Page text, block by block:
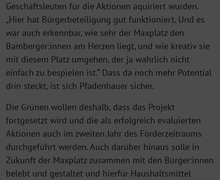
Geschäftsleuten für die Aktionen aquiriert wurden.
„Hier hat Bürgerbeteiligung gut funktioniert. Und es
war auch erkennbar, wie sehr der Maxplatz den
Bamberger:innen am Herzen liegt, und wie kreativ sie
mit diesem Platz umgehen, der ja wahrlich nicht
einfach zu bespielen ist.“ Dass da noch mehr Potential
drin steckt, ist sich Pfadenhauer sicher.
Die Grünen wollen deshalb, dass das Projekt
fortgesetzt wird und die als erfolgreich evaluierten
Aktionen auch im zweiten Jahr des Förderzeitraums
durchgeführt werden. Auch darüber hinaus solle in
Zukunft der Maxplatz zusammen mit den Bürger:innen
belebt und gestaltet und hierfür Haushaltsmittel